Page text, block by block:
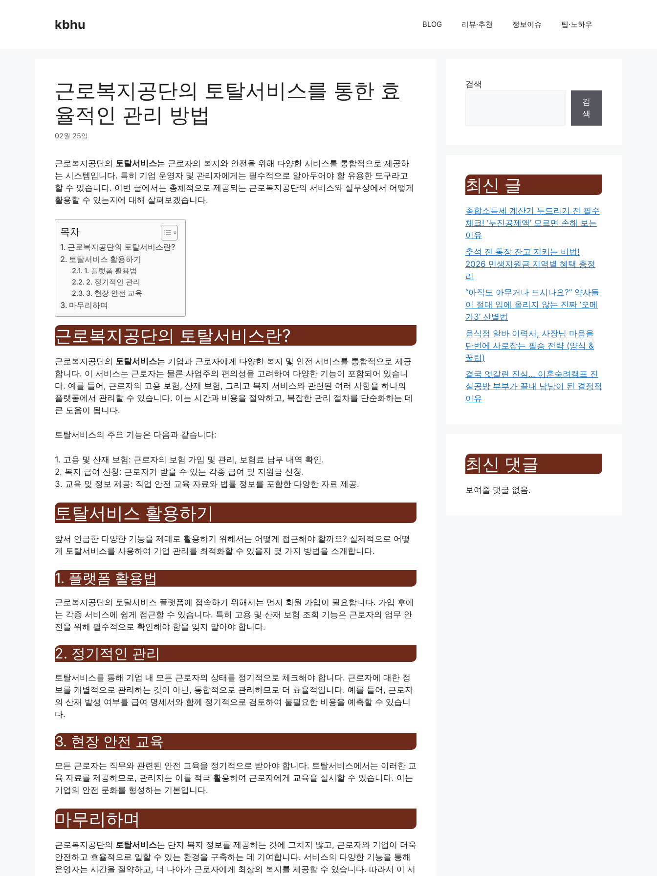
kbhu BLOG 리뷰·추천 정보이슈 팁·노하우
근로복지공단의 토탈서비스를 통한 효
율적인 관리 방법
02월 25일
근로복지공단의 토탈서비스는 근로자의 복지와 안전을 위해 다양한 서비스를 통합적으로 제공하
는 시스템입니다. 특히 기업 운영자 및 관리자에게는 필수적으로 알아두어야 할 유용한 도구라고
할 수 있습니다. 이번 글에서는 총체적으로 제공되는 근로복지공단의 서비스와 실무상에서 어떻게
활용할 수 있는지에 대해 살펴보겠습니다.
목차
근로복지공단의 토탈서비스란?
토탈서비스 활용하기
1. 플랫폼 활용법
2. 정기적인 관리
3. 현장 안전 교육
마무리하며
근로복지공단의 토탈서비스란?
근로복지공단의 토탈서비스는 기업과 근로자에게 다양한 복지 및 안전 서비스를 통합적으로 제공
합니다. 이 서비스는 근로자는 물론 사업주의 편의성을 고려하여 다양한 기능이 포함되어 있습니
다. 예를 들어, 근로자의 고용 보험, 산재 보험, 그리고 복지 서비스와 관련된 여러 사항을 하나의
플랫폼에서 관리할 수 있습니다. 이는 시간과 비용을 절약하고, 복잡한 관리 절차를 단순화하는 데
큰 도움이 됩니다.
토탈서비스의 주요 기능은 다음과 같습니다:
1. 고용 및 산재 보험: 근로자의 보험 가입 및 관리, 보험료 납부 내역 확인.
2. 복지 급여 신청: 근로자가 받을 수 있는 각종 급여 및 지원금 신청.
3. 교육 및 정보 제공: 직업 안전 교육 자료와 법률 정보를 포함한 다양한 자료 제공.
토탈서비스 활용하기
앞서 언급한 다양한 기능을 제대로 활용하기 위해서는 어떻게 접근해야 할까요? 실제적으로 어떻
게 토탈서비스를 사용하여 기업 관리를 최적화할 수 있을지 몇 가지 방법을 소개합니다.
1. 플랫폼 활용법
근로복지공단의 토탈서비스 플랫폼에 접속하기 위해서는 먼저 회원 가입이 필요합니다. 가입 후에
는 각종 서비스에 쉽게 접근할 수 있습니다. 특히 고용 및 산재 보험 조회 기능은 근로자의 업무 안
전을 위해 필수적으로 확인해야 함을 잊지 말아야 합니다.
2. 정기적인 관리
토탈서비스를 통해 기업 내 모든 근로자의 상태를 정기적으로 체크해야 합니다. 근로자에 대한 정
보를 개별적으로 관리하는 것이 아닌, 통합적으로 관리하므로 더 효율적입니다. 예를 들어, 근로자
의 산재 발생 여부를 급여 명세서와 함께 정기적으로 검토하여 불필요한 비용을 예측할 수 있습니
다.
3. 현장 안전 교육
모든 근로자는 직무와 관련된 안전 교육을 정기적으로 받아야 합니다. 토탈서비스에서는 이러한 교
육 자료를 제공하므로, 관리자는 이를 적극 활용하여 근로자에게 교육을 실시할 수 있습니다. 이는
기업의 안전 문화를 형성하는 기본입니다.
마무리하며
근로복지공단의 토탈서비스는 단지 복지 정보를 제공하는 것에 그치지 않고, 근로자와 기업이 더욱
안전하고 효율적으로 일할 수 있는 환경을 구축하는 데 기여합니다. 서비스의 다양한 기능을 통해
운영자는 시간을 절약하고, 더 나아가 근로자에게 최상의 복지를 제공할 수 있습니다. 따라서 이 서
검색
검
색
최신 글
종합소득세 계산기 두드리기 전 필수
체크! ‘누진공제액’ 모르면 손해 보는
이유
추석 전 통장 잔고 지키는 비법!
2026 민생지원금 지역별 혜택 총정
리
“아직도 아무거나 드시나요?” 약사들
이 절대 입에 올리지 않는 진짜 ‘오메
가3’ 선별법
음식점 알바 이력서, 사장님 마음을
단번에 사로잡는 필승 전략 (양식 &
꿀팁)
결국 엇갈린 진심… 이혼숙려캠프 진
실공방 부부가 끝내 남남이 된 결정적
이유
최신 댓글
보여줄 댓글 없음.